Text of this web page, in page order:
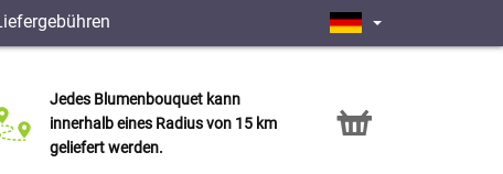
Jedes Blumenbouquet kann
innerhalb eines Radius von 15 km
geliefert werden.
Click & Collect Service